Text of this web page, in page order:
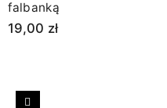
falbanką
19,00 zł